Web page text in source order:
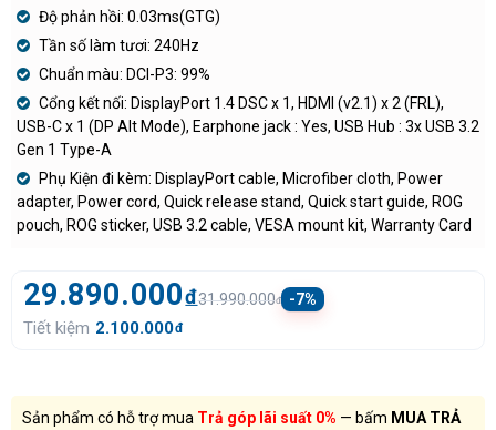
Độ phản hồi: 0.03ms(GTG)
Tần số làm tươi: 240Hz
Chuẩn màu: DCI-P3: 99%
Cổng kết nối: DisplayPort 1.4 DSC x 1, HDMI (v2.1) x 2 (FRL),
USB-C x 1 (DP Alt Mode), Earphone jack : Yes, USB Hub : 3x USB 3.2
Gen 1 Type-A
Phụ Kiện đi kèm: DisplayPort cable, Microfiber cloth, Power
adapter, Power cord, Quick release stand, Quick start guide, ROG
pouch, ROG sticker, USB 3.2 cable, VESA mount kit, Warranty Card
29.890.000đ31.990.000đ -7%
Tiết kiệm 2.100.000đ
Sản phẩm có hỗ trợ mua Trả góp lãi suất 0% — bấm MUA TRẢ